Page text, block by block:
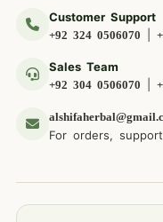
Customer Support
+92 324 0506070
Sales Team
+92 304 0506070
For orders,